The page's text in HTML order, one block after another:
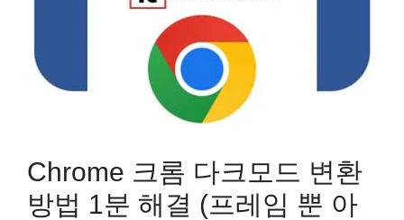
Chrome 크롬 다크모드 변환
방법 1분 해결 (프레임 뿐 아